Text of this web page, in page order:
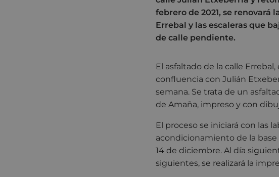
febrero de 2021, se renovará
Errebal y las escaleras que
de calle pendiente.
El asfaltado de la calle
confluencia con Julián
semana. Se trata de un
de Amaña, impreso y con
El proceso se iniciará con las
acondicionamiento de la
14 de diciembre. Al día
siguientes, se realizará la